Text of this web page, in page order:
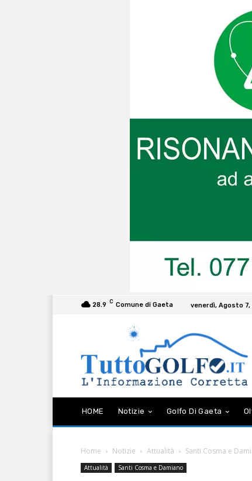
28.9 C Comune di Gaeta venerdì, Agosto 7,
HOME Notizie Golfo Di Gaeta
Home Notizie Attualità Santi Cosma e
Attualità Santi Cosma e Damiano